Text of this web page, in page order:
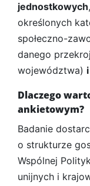
jednostkowych
określonych
społeczno-
danego
województwa)
Dlaczego
ankietowym?
Badanie
o strukturze
Wspólnej
unijnych i